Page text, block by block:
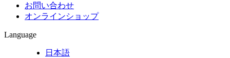
お問い合わせ
オンラインショップ
Language
日本語